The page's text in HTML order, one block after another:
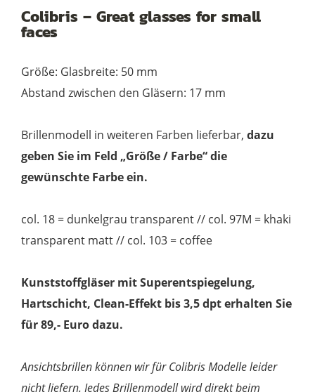
Colibris – Great glasses for small
faces
Größe: Glasbreite: 50 mm
Abstand zwischen den Gläsern: 17 mm
Brillenmodell in weiteren Farben lieferbar,dazu
geben Sie im Feld „Größe / Farbe“ die
gewünschte Farbe ein.
col. 18 = dunkelgrau transparent // col. 97M = khaki
transparent matt // col. 103 = coffee
Kunststoffgläser mit Superentspiegelung,
Hartschicht, Clean-Effekt bis 3,5 dpt erhalten Sie
für 89,- Euro dazu.
Ansichtsbrillen können wir für Colibris Modelle leider
nicht liefern. Jedes Brillenmodell wird direkt beim